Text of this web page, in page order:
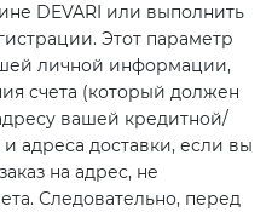
DEVARI или выполнить
Этот параметр
личной информации,
счета (который должен
вашей кредитной/
адреса доставки, если вы
на адрес, не
Следовательно, перед